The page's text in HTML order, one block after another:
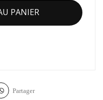
PANIER
Partager